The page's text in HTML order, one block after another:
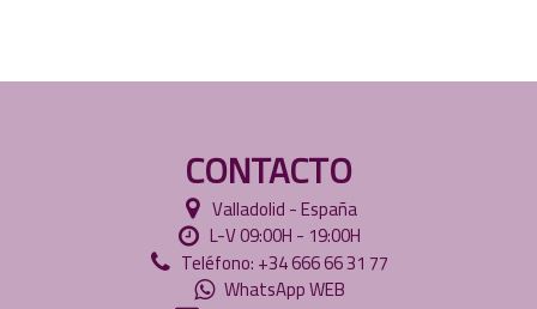
CONTACTO
Valladolid - España
L-V 09:00H - 19:00H
Teléfono: +34 666 66 31 77
WhatsApp WEB